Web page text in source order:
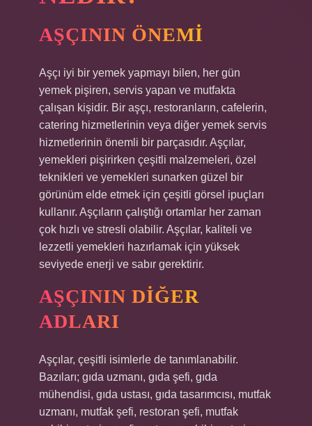
AŞÇININ ÖNEMI
Aşçı iyi bir yemek yapmayı bilen, her gün
yemek pişiren, servis yapan ve mutfakta
çalışan kişidir. Bir aşçı, restoranların, cafelerin,
catering hizmetlerinin veya diğer yemek servis
hizmetlerinin önemli bir parçasıdır. Aşçılar,
yemekleri pişirirken çeşitli malzemeleri, özel
teknikleri ve yemekleri sunarken güzel bir
görünüm elde etmek için çeşitli görsel ipuçları
kullanır. Aşçıların çalıştığı ortamlar her zaman
çok hızlı ve stresli olabilir. Aşçılar, kaliteli ve
lezzetli yemekleri hazırlamak için yüksek
seviyede enerji ve sabır gerektirir.
AŞÇININ DIĞER
ADLARI
Aşçılar, çeşitli isimlerle de tanımlanabilir.
Bazıları; gıda uzmanı, gıda şefi, gıda
mühendisi, gıda ustası, gıda tasarımcısı, mutfak
uzmanı, mutfak şefi, restoran şefi, mutfak